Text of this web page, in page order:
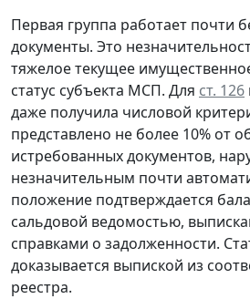
Первая группа работает почти
документы. Это
тяжелое текущее
статус субъекта МСП. Для ст. 126
даже получила числовой
представлено не более 10% от
истребованных документов,
незначительным почти
положение подтверждается
сальдовой ведомостью,
справками о задолженности.
доказывается выпиской из
реестра.